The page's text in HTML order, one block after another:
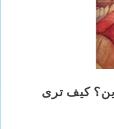
كيف ترى